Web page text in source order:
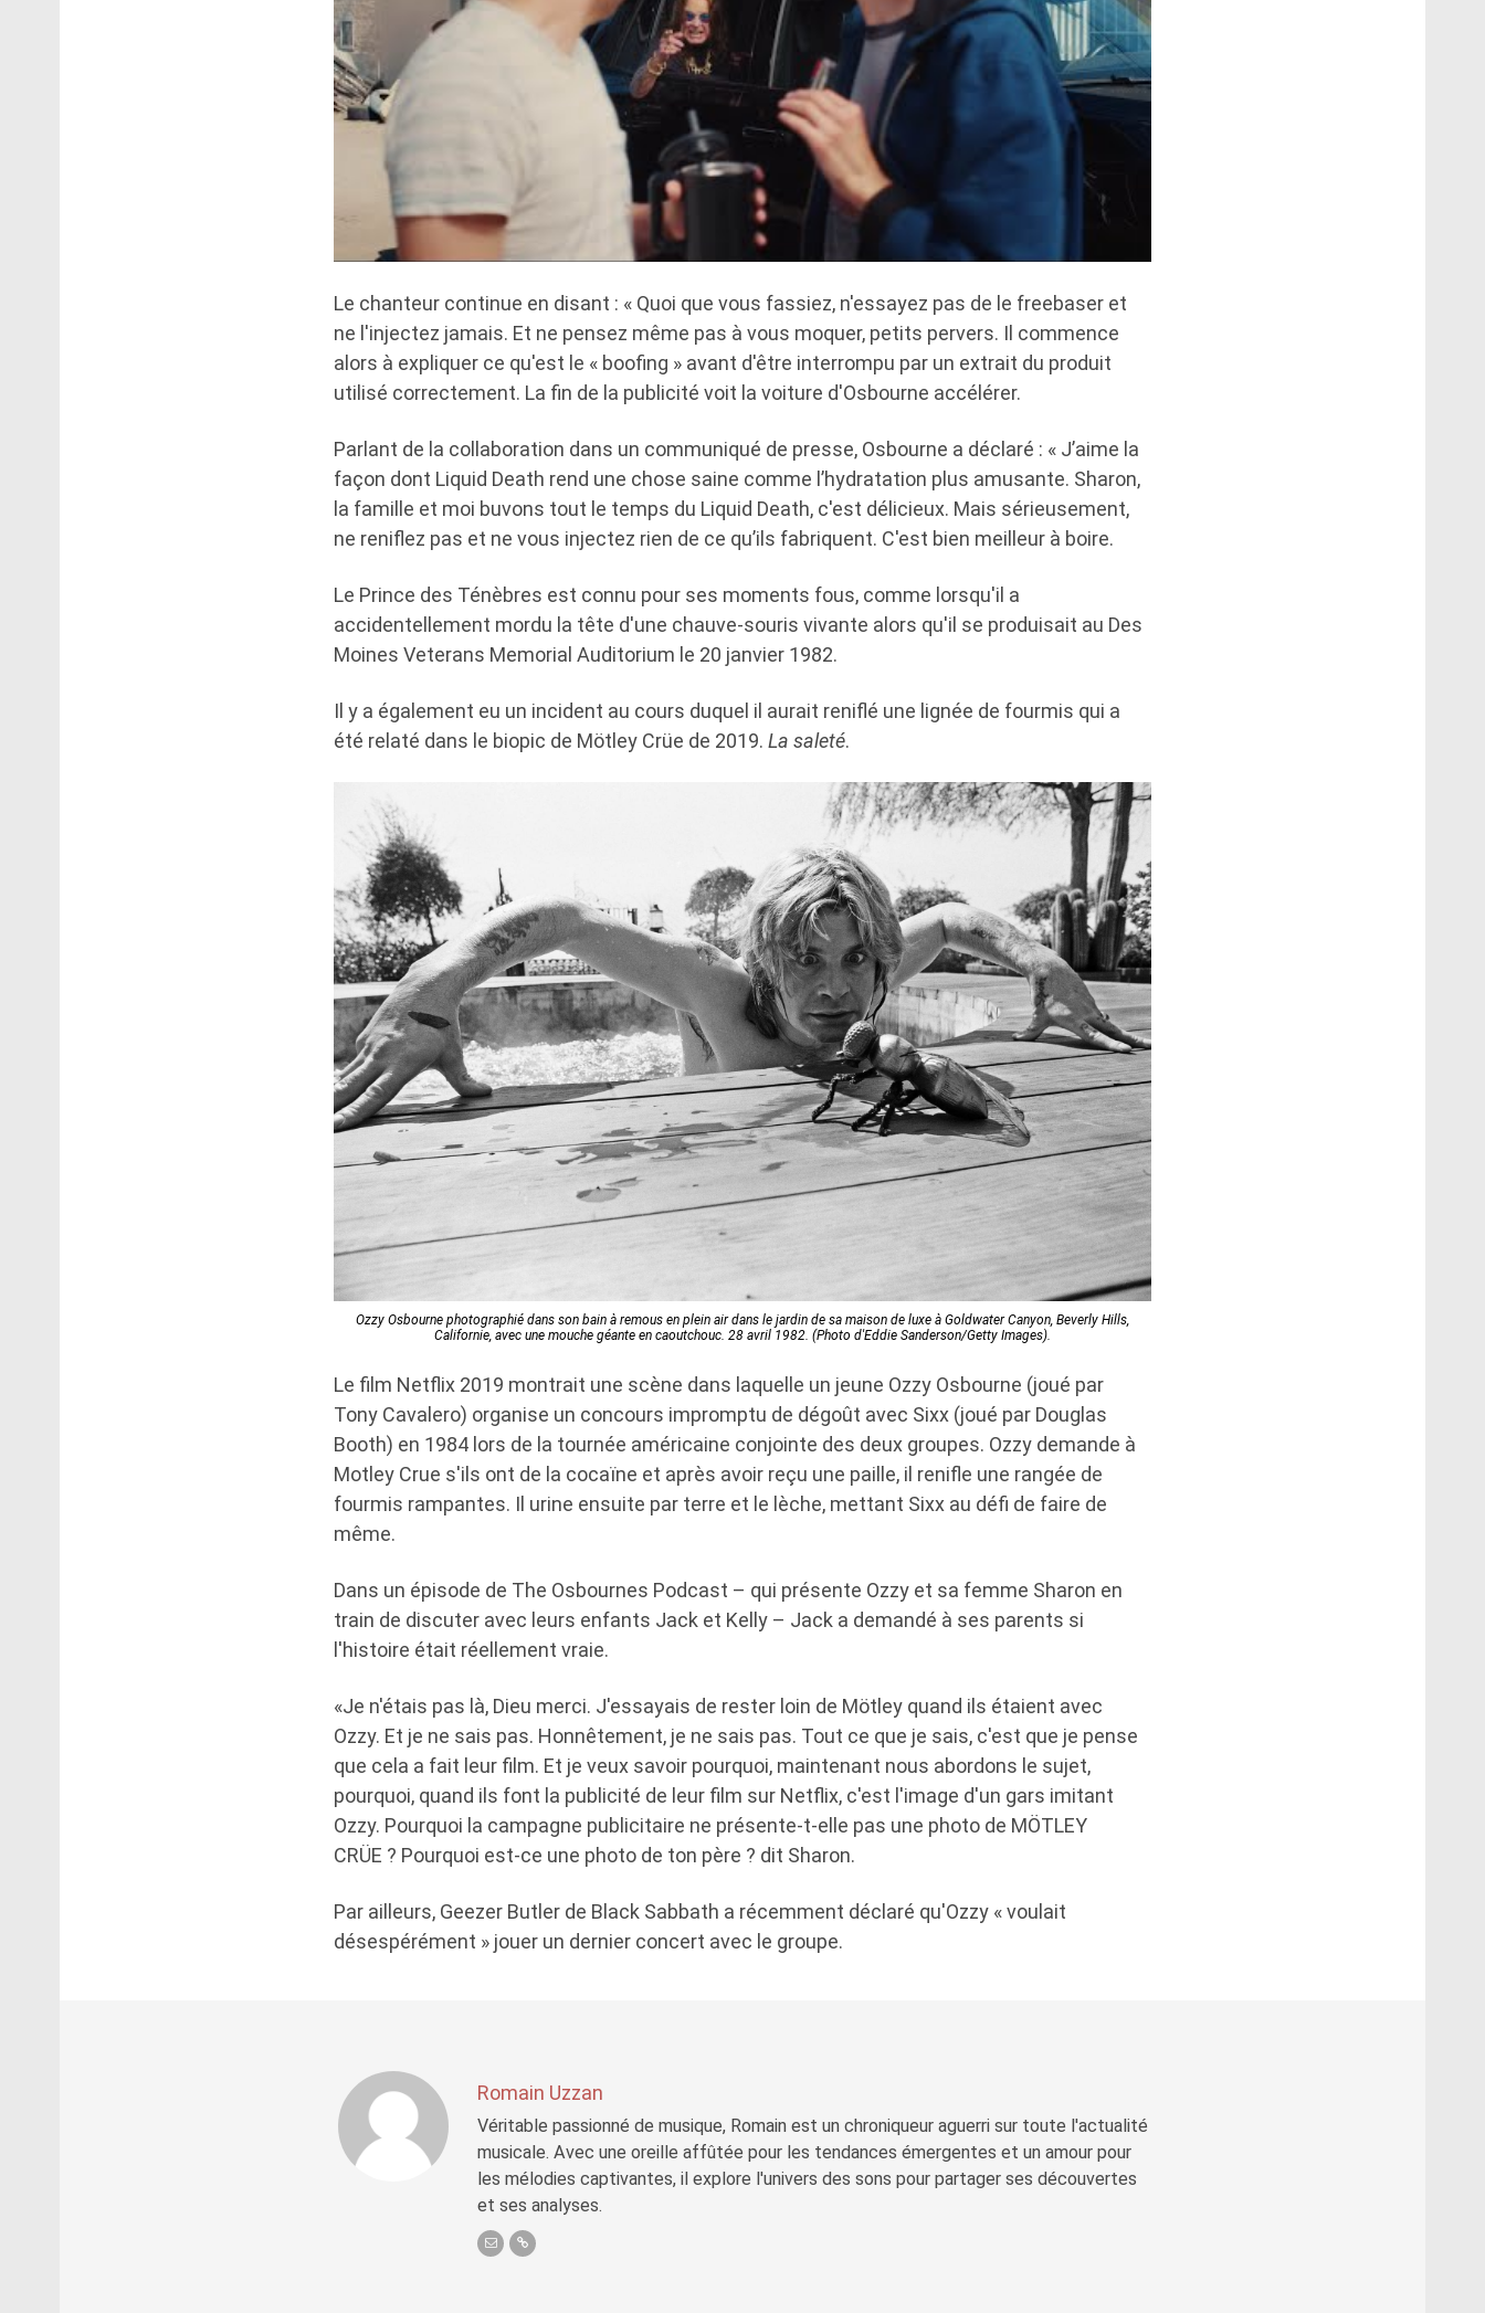
Le chanteur continue en disant : « Quoi que vous fassiez, n'essayez pas de le freebaser et
ne l'injectez jamais. Et ne pensez même pas à vous moquer, petits pervers. Il commence
alors à expliquer ce qu'est le « boofing » avant d'être interrompu par un extrait du produit
utilisé correctement. La fin de la publicité voit la voiture d'Osbourne accélérer.
Parlant de la collaboration dans un communiqué de presse, Osbourne a déclaré : « J’aime la
façon dont Liquid Death rend une chose saine comme l’hydratation plus amusante. Sharon,
la famille et moi buvons tout le temps du Liquid Death, c'est délicieux. Mais sérieusement,
ne reniflez pas et ne vous injectez rien de ce qu’ils fabriquent. C'est bien meilleur à boire.
Le Prince des Ténèbres est connu pour ses moments fous, comme lorsqu'il a
accidentellement mordu la tête d'une chauve-souris vivante alors qu'il se produisait au Des
Moines Veterans Memorial Auditorium le 20 janvier 1982.
Il y a également eu un incident au cours duquel il aurait reniflé une lignée de fourmis qui a
été relaté dans le biopic de Mötley Crüe de 2019. La saleté.
Ozzy Osbourne photographié dans son bain à remous en plein air dans le jardin de sa maison de luxe à Goldwater Canyon, Beverly Hills,
Californie, avec une mouche géante en caoutchouc. 28 avril 1982. (Photo d'Eddie Sanderson/Getty Images).
Le film Netflix 2019 montrait une scène dans laquelle un jeune Ozzy Osbourne (joué par
Tony Cavalero) organise un concours impromptu de dégoût avec Sixx (joué par Douglas
Booth) en 1984 lors de la tournée américaine conjointe des deux groupes. Ozzy demande à
Motley Crue s'ils ont de la cocaïne et après avoir reçu une paille, il renifle une rangée de
fourmis rampantes. Il urine ensuite par terre et le lèche, mettant Sixx au défi de faire de
même.
Dans un épisode de The Osbournes Podcast – qui présente Ozzy et sa femme Sharon en
train de discuter avec leurs enfants Jack et Kelly – Jack a demandé à ses parents si
l'histoire était réellement vraie.
«Je n'étais pas là, Dieu merci. J'essayais de rester loin de Mötley quand ils étaient avec
Ozzy. Et je ne sais pas. Honnêtement, je ne sais pas. Tout ce que je sais, c'est que je pense
que cela a fait leur film. Et je veux savoir pourquoi, maintenant nous abordons le sujet,
pourquoi, quand ils font la publicité de leur film sur Netflix, c'est l'image d'un gars imitant
Ozzy. Pourquoi la campagne publicitaire ne présente-t-elle pas une photo de MÖTLEY
CRÜE ? Pourquoi est-ce une photo de ton père ? dit Sharon.
Par ailleurs, Geezer Butler de Black Sabbath a récemment déclaré qu'Ozzy « voulait
désespérément » jouer un dernier concert avec le groupe.
Romain Uzzan
Véritable passionné de musique, Romain est un chroniqueur aguerri sur toute l'actualité
musicale. Avec une oreille affûtée pour les tendances émergentes et un amour pour
les mélodies captivantes, il explore l'univers des sons pour partager ses découvertes
et ses analyses.